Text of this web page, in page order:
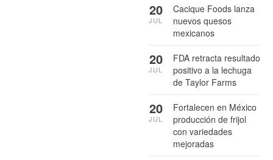
Cacique Foods lanza
nuevos quesos
mexicanos
20
JUL
FDA retracta resultado
positivo a la lechuga
de Taylor Farms
20
JUL
Fortalecen en México
producción de frijol
con variedades
mejoradas
20
JUL